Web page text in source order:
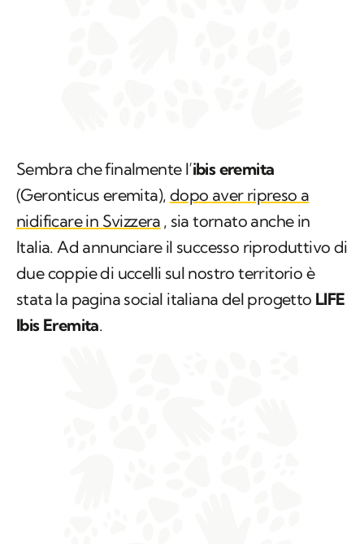
Sembra che finalmente l’ibis eremita
(Geronticus eremita), dopo aver ripreso a
nidificare in Svizzera , sia tornato anche in
Italia. Ad annunciare il successo riproduttivo di
due coppie di uccelli sul nostro territorio è
stata la pagina social italiana del progetto LIFE
Ibis Eremita.